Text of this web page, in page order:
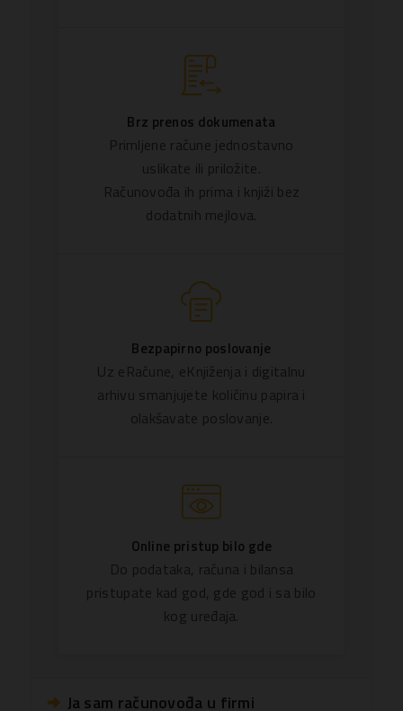
Brz prenos dokumenata
Primljene račune jednostavno
uslikate ili priložite.
Računovođa ih prima i knjiži bez
dodatnih mejlova.
Bezpapirno poslovanje
Uz eRačune, eKnjiženja i digitalnu
arhivu smanjujete količinu papira i
olakšavate poslovanje.
Online pristup bilo gde
Do podataka, računa i bilansa
pristupate kad god, gde god i sa bilo
kog uređaja.
Ja sam računovođa u firmi